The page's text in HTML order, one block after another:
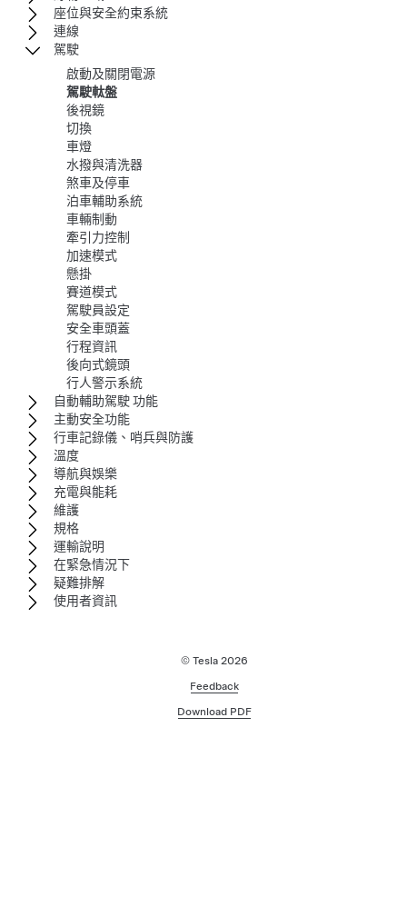
座位與安全約束系統
連線
駕駛
啟動及關閉電源
駕駛軚盤
後視鏡
切換
車燈
水撥與清洗器
煞車及停車
泊車輔助系統
車輛制動
牽引力控制
加速模式
懸掛
賽道模式
駕駛員設定
安全車頭蓋
行程資訊
後向式鏡頭
行人警示系統
自動輔助駕駛 功能
主動安全功能
行車記錄儀、哨兵與防護
溫度
導航與娛樂
充電與能耗
維護
規格
運輸說明
在緊急情況下
疑難排解
使用者資訊
© Tesla 2026
Feedback
Download PDF